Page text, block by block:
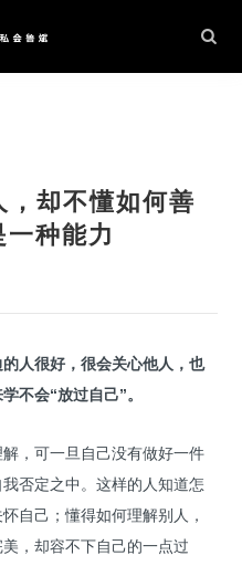
却不懂如何善
种能力
人很好，很会关心他人，也
不会“放过自己”。
，可一旦自己没有做好一件
否定之中。这样的人知道怎
自己；懂得如何理解别人，
，却容不下自己的一点过